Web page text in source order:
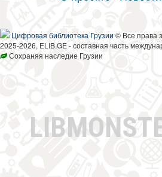
Цифровая библиотека Грузии © Все права
2025-2026, ELIB.GE - составная часть
Сохраняя наследие Грузии